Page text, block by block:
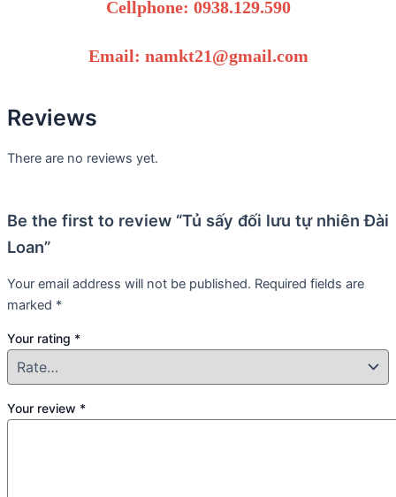
Cellphone: 0938.129.590
Email: namkt21@gmail.com
Reviews
There are no reviews yet.
Be the first to review “Tủ sấy đối lưu tự nhiên Đài
Loan”
Your email address will not be published. Required fields are
marked *
Your rating *
Your review *